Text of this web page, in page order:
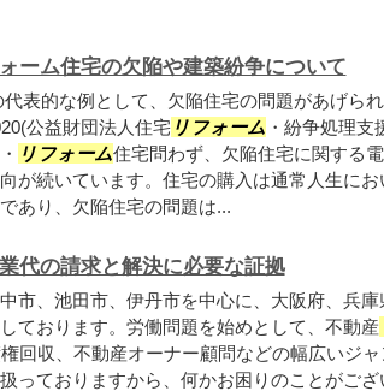
ーム住宅の欠陥や建築紛争について
代表的な例として、欠陥住宅の問題があげら
公益財団法人住宅リフォーム ・紛争処理支
リフォーム住宅問わず、欠陥住宅に関する
が続いています。住宅の購入は通常人生にお
あり、欠陥住宅の問題は...
代の請求と解決に必要な証拠
市、池田市、伊丹市を中心に、大阪府、兵庫
ております。労働問題を始めとして、不動産
回収、不動産オーナー顧問などの幅広いジ
っておりますから、何かお困りのことがござ